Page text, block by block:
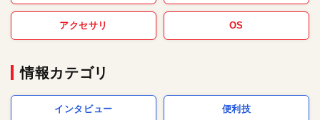
アクセサリ OS
情報カテゴリ
インタビュー 便利技